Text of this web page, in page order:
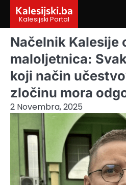
content
Kalesijski.ba
Kalesijski Portal
Načelnik Kalesije
maloljetnica:
koji način
zločinu mora
2 Novembra, 2025